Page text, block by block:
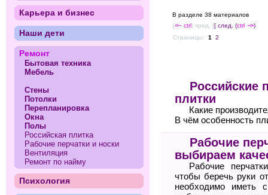
В разделе 38 материалов
(<-- ctrl) пред. ][ след. (ctrl --> )
Страницы:
1 2
Российские
плитки
Какие
В чём особенность
Рабочие
выбираем
Рабочие
чтобы беречь руки
необходимо иметь
Карьера и бизнес
Наши дети
Ремонт
Бытовая техника
Мебель
Стены
Потолки
Перепланировка
Окна
Полы
Российская плитка
Рабочие перчатки и носки
Вентиляция
Ремонт по найму
Психология